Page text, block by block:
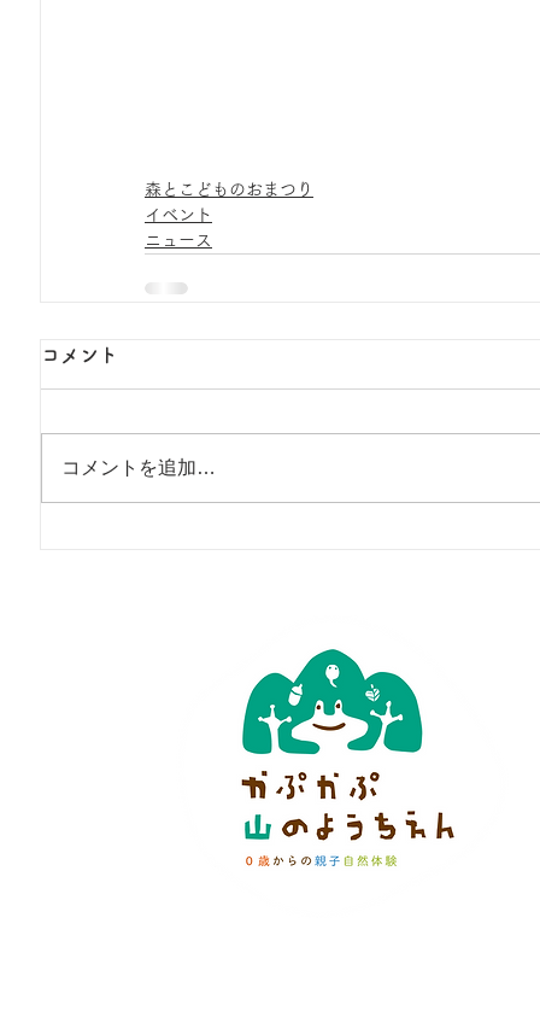
森とこどものおまつり
イベント
ニュース
コメント
コメントを追加…